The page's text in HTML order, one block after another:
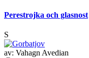
Perestrojka och glasnost
S
av: Vahagn Avedian